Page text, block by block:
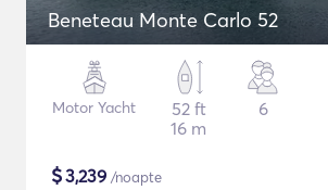
Beneteau Monte Carlo 52
Motor Yacht
52 ft
16 m
6
$3,239 /noapte